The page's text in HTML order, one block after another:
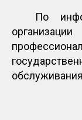
По